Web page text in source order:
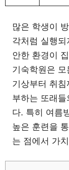
많은 학생이
각처럼 실행
안한 환경이
기숙학원은
기상부터 취
부하는 또래
다. 특히 여름
높은 훈련을
는 점에서 가